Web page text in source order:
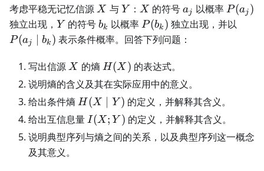
考虑平稳无记忆信源 X
X 与Y
Y ： X
X 的符号a_j
aj 以概率P(a_j)
P (aj )
独立出现， Y
Y 的符号b_k
bk 以概率P(b_k)
P(bk ) 独立出现，并以
P(aj bk ) 表示条件概率。回答下列问题：
写出信源 X
X 的熵 H(X)
H(X ) 的表达式。
说明熵的含义及其在实际应用中的意义。
给出条件熵 H(X\mid
Y)
H (X Y ) 的定义，并解释其含义。
给出互信息量 I(X;Y)
I(X; Y ) 的定义，并解释其含义。
说明典型序列与熵之间的关系，以及典型序列这一概念
及其意义。